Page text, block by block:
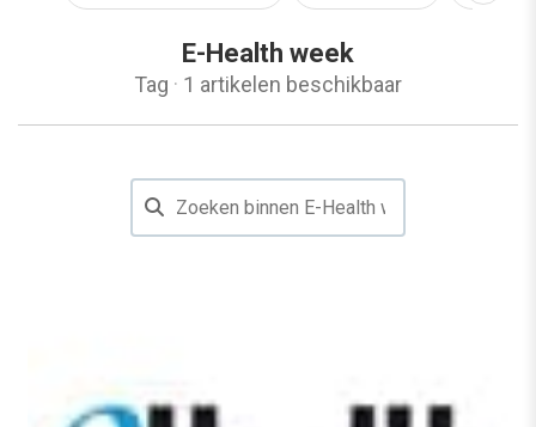
E-Health week
Tag · 1 artikelen beschikbaar